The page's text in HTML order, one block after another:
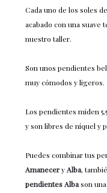
Cada uno de los soles
acabado con una suave
nuestro taller.
Son unos pendientes
muy cómodos y ligeros.
Los pendientes miden
y son libres de níquel y
Puedes combinar tus
AmaneceryAlba,
pendientes Albason una